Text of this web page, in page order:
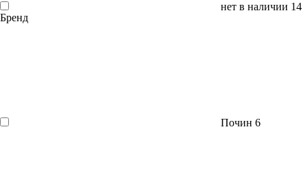
нет в наличии 14
Бренд
Почин 6